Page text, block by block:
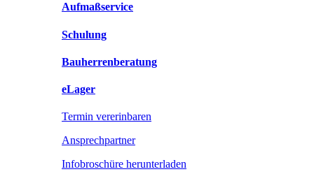
Aufmaßservice
Schulung
Bauherrenberatung
eLager
Termin vererinbaren
Ansprechpartner
Infobroschüre herunterladen